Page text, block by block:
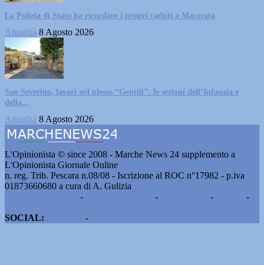
La Polizia di Stato ha ricordato i propri caduti a Macerata
Attualità 8 Agosto 2026
San Severino, lavori nel plesso “Gentili”: le sezioni dell’Infanzia e
della...
Attualità 8 Agosto 2026
L'Opinionista © since 2008 - Marche News 24 supplemento a
L'Opinionista Giornale Online
n. reg. Trib. Pescara n.08/08 - Iscrizione al ROC n°17982 - p.iva
01873660680 a cura di A. Gulizia
- - -
-
SOCIAL:
-